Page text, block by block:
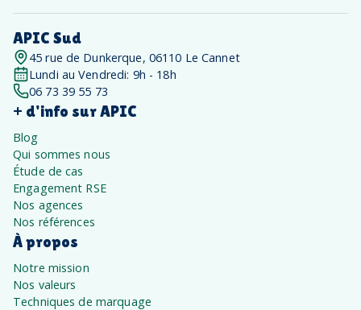
APIC Sud
45 rue de Dunkerque, 06110 Le Cannet
Lundi au Vendredi: 9h - 18h
06 73 39 55 73
+ d'info sur APIC
Blog
Qui sommes nous
Étude de cas
Engagement RSE
Nos agences
Nos références
À propos
Notre mission
Nos valeurs
Techniques de marquage